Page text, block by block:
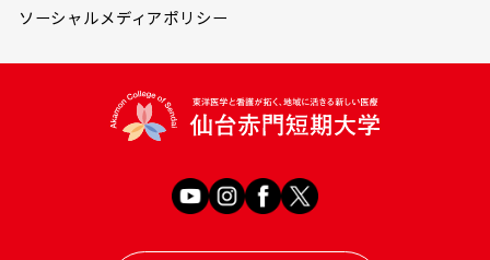
ソーシャルメディアポリシー